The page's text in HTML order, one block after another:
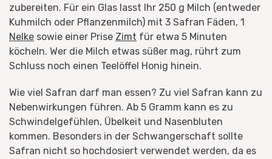
zubereiten. Für ein Glas lasst Ihr 250 g Milch (entweder
Kuhmilch oder Pflanzenmilch) mit 3 Safran Fäden, 1
Nelke sowie einer Prise Zimt für etwa 5 Minuten
köcheln. Wer die Milch etwas süßer mag, rührt zum
Schluss noch einen Teelöffel Honig hinein.
Wie viel Safran darf man essen? Zu viel Safran kann zu
Nebenwirkungen führen. Ab 5 Gramm kann es zu
Schwindelgefühlen, Übelkeit und Nasenbluten
kommen. Besonders in der Schwangerschaft sollte
Safran nicht so hochdosiert verwendet werden, da es